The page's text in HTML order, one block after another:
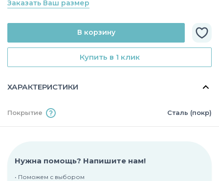
Заказать Ваш размер
Купить в 1 клик
В корзину
ХАРАКТЕРИСТИКИ
Покрытие Сталь (покр)
Нужна помощь? Напишите нам!
• Поможем с выбором